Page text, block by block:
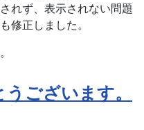
れず、表示されない問題
修正しました。
ございます。